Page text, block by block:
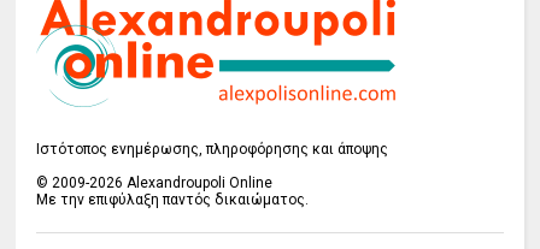
Ιστότοπος ενημέρωσης, πληροφόρησης και άποψης
© 2009-2026 Alexandroupoli Online
Με την επιφύλαξη παντός δικαιώματος.